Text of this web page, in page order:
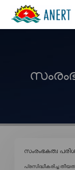
സംരംഭകത്വ
പ്രസിദ്ധീകരിച്ച